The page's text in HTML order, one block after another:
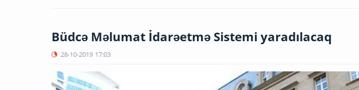
Büdcə Məlumat İdarəetmə Sistemi yaradılacaq
28-10-2019 17:03